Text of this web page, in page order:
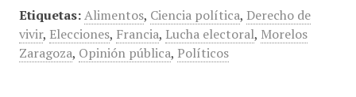
Etiquetas: Alimentos, Ciencia política, Derecho de
vivir, Elecciones, Francia, Lucha electoral, Morelos
Zaragoza, Opinión pública, Políticos